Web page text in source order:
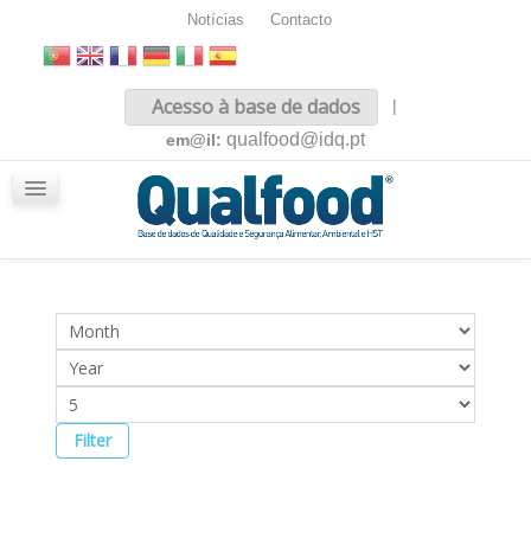
Notícias Contacto
Acesso à base de dados
|
em@il: qualfood@idq.pt
Filter